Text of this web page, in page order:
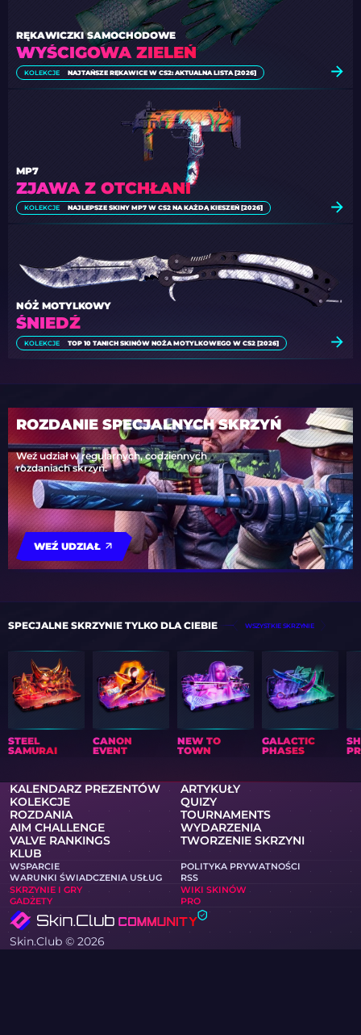
WYŚCIGOWA ZIELEŃ
RĘKAWICZKI SAMOCHODOWE
KOLEKCJE NAJTAŃSZE RĘKAWICE W CS2: AKTUALNA LISTA [2026]
ZJAWA Z OTCHŁANI
MP7
KOLEKCJE NAJLEPSZE SKINY MP7 W CS2 NA KAŻDĄ KIESZEŃ [2026]
ŚNIEDŹ
NÓŻ MOTYLKOWY
KOLEKCJE TOP 10 TANICH SKINÓW NOŻA MOTYLKOWEGO W CS2 [2026]
ROZDANIE SPECJALNYCH SKRZYŃ
Weź udział w regularnych, codziennych
rozdaniach skrzyń.
WEŹ UDZIAŁ
SPECJALNE SKRZYNIE TYLKO DLA CIEBIE WSZYSTKIE SKRZYNIE
STEEL
SAMURAI
CANON
EVENT
NEW TO
TOWN
GALACTIC
PHASES
KALENDARZ PREZENTÓW
ARTYKUŁY
KOLEKCJE
QUIZY
ROZDANIA
TOURNAMENTS
AIM CHALLENGE
WYDARZENIA
VALVE RANKINGS
TWORZENIE SKRZYNI
KLUB
WSPARCIE
POLITYKA PRYWATNOŚCI
WARUNKI ŚWIADCZENIA USŁUG
RSS
SKRZYNIE I GRY
WIKI SKINÓW
GADŻETY
PRO
Skin.Club © 2026